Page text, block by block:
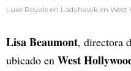
Luxe Royale en Ladyhawk en West
Lisa Beaumont, directora
ubicado en West